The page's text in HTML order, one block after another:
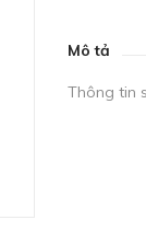
Mô tả
Thông tin